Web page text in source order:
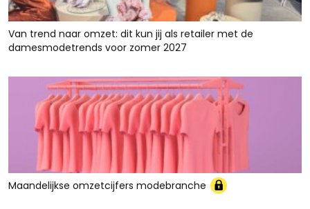
Van trend naar omzet: dit kun jij als retailer met de
damesmodetrends voor zomer 2027
Maandelijkse omzetcijfers modebranche